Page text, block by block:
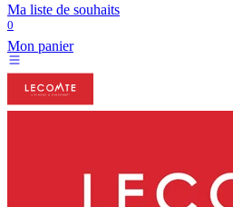
Ma liste de souhaits
0
Mon panier